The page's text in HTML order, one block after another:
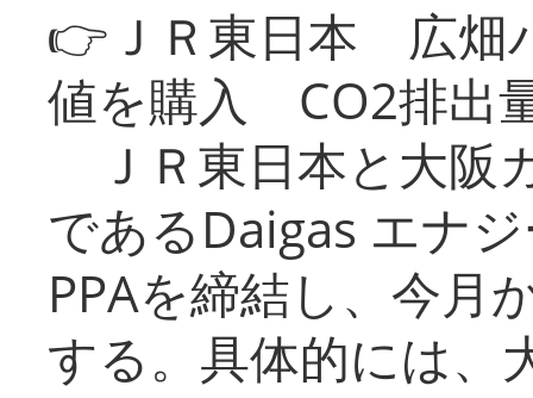
👉ＪＲ東日本 広畑
値を購入 CO2排出
ＪＲ東日本と大阪
であるDaigas エナ
PPAを締結し、今月
する。具体的には、